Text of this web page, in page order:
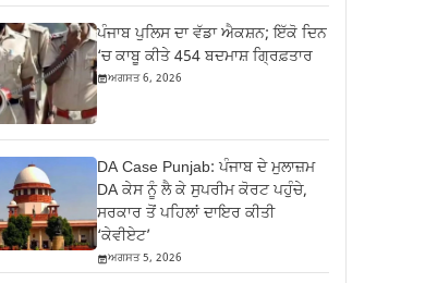
ਪੰਜਾਬ ਪੁਲਿਸ ਦਾ ਵੱਡਾ ਐਕਸ਼ਨ; ਇੱਕੋ ਦਿਨ
‘ਚ ਕਾਬੂ ਕੀਤੇ 454 ਬਦਮਾਸ਼ ਗ੍ਰਿਫ਼ਤਾਰ
ਅਗਸਤ 6, 2026
DA Case Punjab: ਪੰਜਾਬ ਦੇ ਮੁਲਾਜ਼ਮ
DA ਕੇਸ ਨੂੰ ਲੈ ਕੇ ਸੁਪਰੀਮ ਕੋਰਟ ਪਹੁੰਚੇ,
ਸਰਕਾਰ ਤੋਂ ਪਹਿਲਾਂ ਦਾਇਰ ਕੀਤੀ
‘ਕੇਵੀਏਟ’
ਅਗਸਤ 5, 2026